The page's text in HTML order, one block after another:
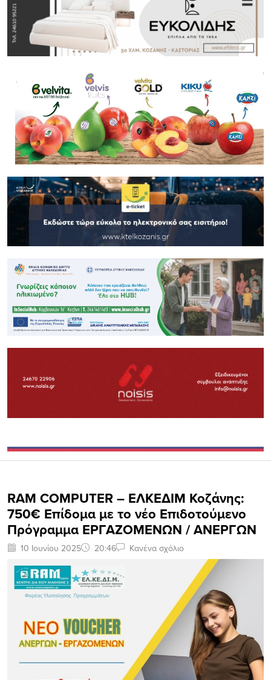
RAM COMPUTER – ΕΛΚΕΔΙΜ Κοζάνης:
750€ Επίδομα με το νέο Επιδοτούμενο
Πρόγραμμα ΕΡΓΑΖΟΜΕΝΩΝ / ΑΝΕΡΓΩΝ
10 Ιουνίου 2025 20:46 Κανένα σχόλιο